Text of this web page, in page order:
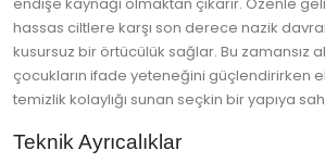
endişe kaynağı olmaktan çıkarır. Özenle
hassas ciltlere karşı son derece nazik
kusursuz bir örtücülük sağlar. Bu zamansız
çocukların ifade yeteneğini güçlendirirken
temizlik kolaylığı sunan seçkin bir yapıya
Teknik Ayrıcalıklar